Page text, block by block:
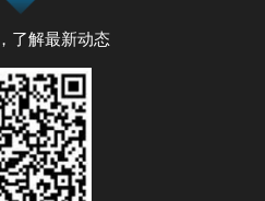
了解最新动态